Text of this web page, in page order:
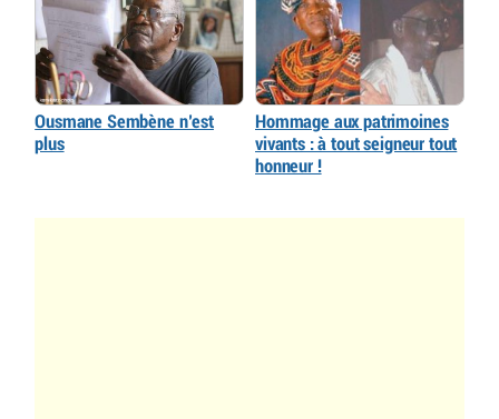
Ousmane Sembène n’est
plus
Hommage aux patrimoines
vivants : à tout seigneur tout
honneur !